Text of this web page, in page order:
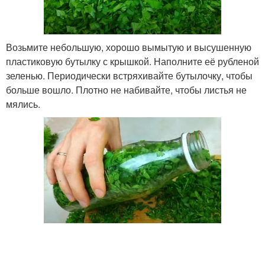
Возьмите небольшую, хорошо вымытую и высушенную
пластиковую бутылку с крышкой. Наполните её рубленой
зеленью. Периодически встряхивайте бутылочку, чтобы
больше вошло. Плотно не набивайте, чтобы листья не
мялись.